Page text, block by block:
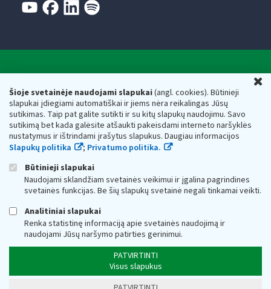
Šioje svetainėje naudojami slapukai(angl. cookies). Būtinieji
slapukai įdiegiami automatiškai ir jiems nėra reikalingas Jūsų
sutikimas. Taip pat galite sutikti ir su kitų slapukų naudojimu. Savo
sutikimą bet kada galėsite atšaukti pakeisdami interneto naršyklės
nustatymus ir ištrindami įrašytus slapukus. Daugiau informacijos
Slapukų politika
; Privatumo politika.
Būtinieji slapukai
Naudojami sklandžiam svetainės veikimui ir įgalina pagrindines
svetainės funkcijas. Be šių slapukų svetainė negali tinkamai veikti.
Analitiniai slapukai
Renka statistinę informaciją apie svetainės naudojimą ir
naudojami Jūsų naršymo patirties gerinimui.
PATVIRTINTI
Visus slapukus
Respublikos finansų ministerijos
Biudžetinė įstaiga. Juridinio asmens kodas — 188659752,
adresas: Vasario 16-osios g. 14, 01107 Vilnius, Lietuva, el.paštas:
vmi@vmi.lt, E. pristatymo dėžutės adresas 188659752
Duomenys apie Valstybinę mokesčių inspekciją prie Lietuvos
Respublikos finansų ministerijos kaupiami ir saugomi Juridinių